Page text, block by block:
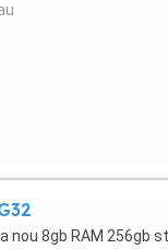
nou 8gb RAM 256gb